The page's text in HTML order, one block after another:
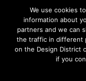
Haku
Search
for:
© Design
We use cookies
information about
partners and we can
the traffic in different
on the Design District
if you